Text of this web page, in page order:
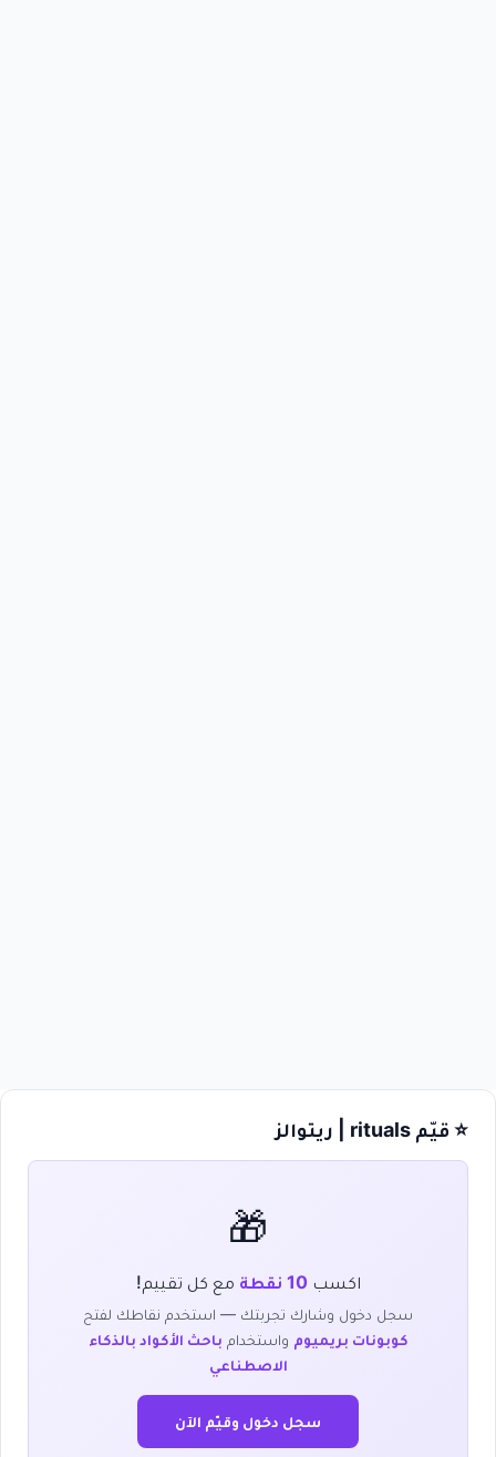
⭐ قيّم rituals | ريتوالز
🎁
اكسب10 نقطة مع كل تقييم!
سجل دخول وشارك تجربتك — استخدم نقاطك لفتح
كوبونات بريميوم واستخدام باحث الأكواد بالذكاء
الاصطناعي
سجل دخول وقيّم الآن